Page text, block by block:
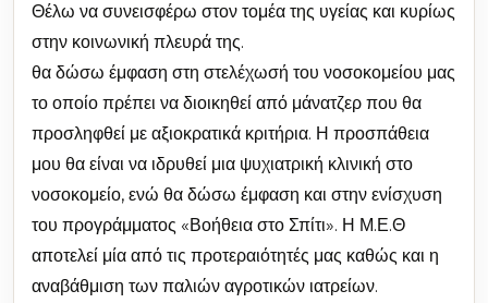
Θέλω να συνεισφέρω στον τομέα της υγείας και κυρίως
στην κοινωνική πλευρά της.
θα δώσω έμφαση στη στελέχωσή του νοσοκομείου μας
το οποίο πρέπει να διοικηθεί από μάνατζερ που θα
προσληφθεί με αξιοκρατικά κριτήρια. Η προσπάθεια
μου θα είναι να ιδρυθεί μια ψυχιατρική κλινική στο
νοσοκομείο, ενώ θα δώσω έμφαση και στην ενίσχυση
του προγράμματος «Βοήθεια στο Σπίτι». Η Μ.Ε.Θ
αποτελεί μία από τις προτεραιότητές μας καθώς και η
αναβάθμιση των παλιών αγροτικών ιατρείων.